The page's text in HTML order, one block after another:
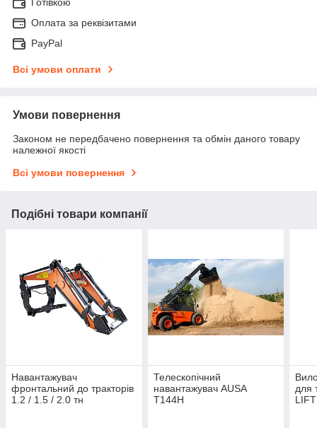
Оплата за реквізитами
PayPal
Всі умови оплати
Умови повернення
Законом не передбачено повернення та обмін даного товару
належної якості
Всі умови повернення
Подібні товари компанії
Навантажувач
фронтальний до тракторів
1.2 / 1.5 / 2.0 тн
Телескопічний
навантажувач AUSA
T144H
для
LIFT